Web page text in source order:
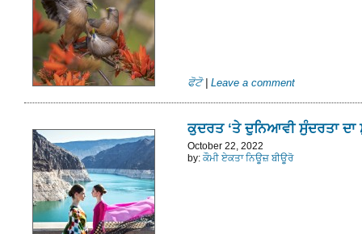
ਫੋਟੋ Leave a comment
ਕੁਦਰਤ ‘ਤੇ ਦੁਨਿਆਵੀ ਸੁੰਦਰਤਾ ਦਾ
October 22, 2022
by: ਕੌਮੀ ਏਕਤਾ ਨਿਊਜ਼ ਬੀਊਰੋ